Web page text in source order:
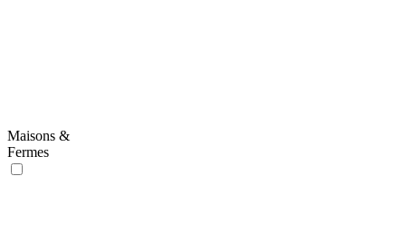
Maisons &
Fermes